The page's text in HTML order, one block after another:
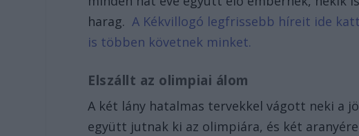
harag.A Kékvillogó legfrissebb híreit ide
is többen követnek minket.
Elszállt az olimpiai álom
A két lány hatalmas tervekkel vágott neki a
együtt jutnak ki az olimpiára, és két